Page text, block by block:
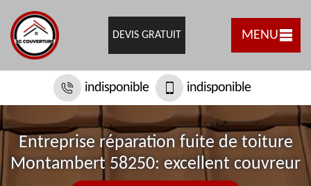
DEVIS GRATUIT MENU
indisponible indisponible
Entreprise réparation fuite de toiture
Montambert 58250: excellent couvreur